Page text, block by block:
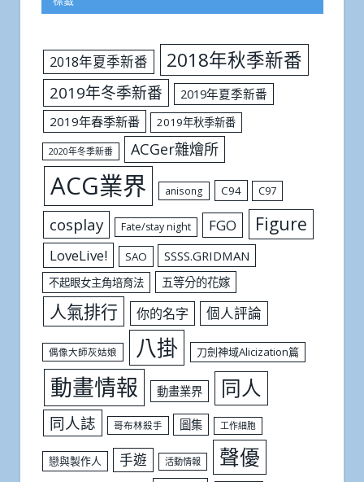
2018年夏季新番 2018年秋季新番
2019年冬季新番
2019年夏季新番
2019年春季新番
2019年秋季新番
2020年冬季新番 ACGer雜燴所
ACG業界 anisong C94 C97
cosplay Fate/stay night FGO Figure
LoveLive! SAO SSSS.GRIDMAN
不起眼女主角培育法 五等分的花嫁
人氣排行 你的名字 個人評論
偶像大師灰姑娘 八掛 刀劍神域Alicization篇
動畫情報 動畫業界 同人
同人誌 哥布林殺手 圖集 工作細胞
戀與製作人 手遊 活動情報 聲優